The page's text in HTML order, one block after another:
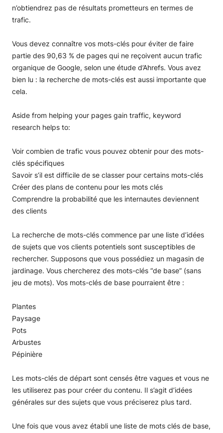
n’obtiendrez pas de résultats prometteurs en termes de
trafic.
Vous devez connaître vos mots-clés pour éviter de faire
partie des 90,63 % de pages qui ne reçoivent aucun trafic
organique de Google, selon une étude d’Ahrefs. Vous avez
bien lu : la recherche de mots-clés est aussi importante que
cela.
Aside from helping your pages gain traffic, keyword
research helps to:
Voir combien de trafic vous pouvez obtenir pour des mots-
clés spécifiques
Savoir s’il est difficile de se classer pour certains mots-clés
Créer des plans de contenu pour les mots clés
Comprendre la probabilité que les internautes deviennent
des clients
La recherche de mots-clés commence par une liste d’idées
de sujets que vos clients potentiels sont susceptibles de
rechercher. Supposons que vous possédiez un magasin de
jardinage. Vous chercherez des mots-clés “de base” (sans
jeu de mots). Vos mots-clés de base pourraient être :
Plantes
Paysage
Pots
Arbustes
Pépinière
Les mots-clés de départ sont censés être vagues et vous ne
les utiliserez pas pour créer du contenu. Il s’agit d’idées
générales sur des sujets que vous préciserez plus tard.
Une fois que vous avez établi une liste de mots clés de base,